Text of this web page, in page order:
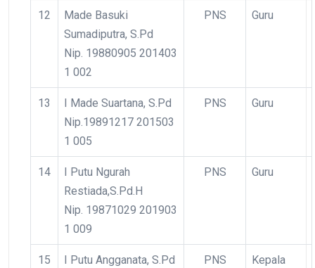
12
Made Basuki
Sumadiputra, S.Pd
Nip. 19880905 201403
1 002
PNS Guru
13
I Made Suartana, S.Pd
Nip.19891217 201503
1 005
PNS Guru
14
I Putu Ngurah
Restiada,S.Pd.H
Nip. 19871029 201903
1 009
PNS Guru
15
I Putu Angganata, S.Pd
PNS
Kepala